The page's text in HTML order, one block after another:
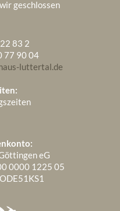
geschlossen
83 2
77 90 04
luttertal.de
eG
0000 1225 05